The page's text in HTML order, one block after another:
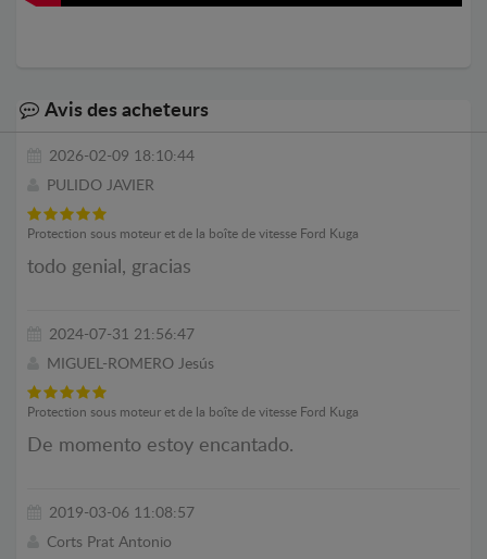
Avis des acheteurs
2026-02-09 18:10:44
PULIDO JAVIER
Protection sous moteur et de la boîte de vitesse Ford Kuga
todo genial, gracias
2024-07-31 21:56:47
MIGUEL-ROMERO Jesús
Protection sous moteur et de la boîte de vitesse Ford Kuga
De momento estoy encantado.
2019-03-06 11:08:57
Corts Prat Antonio